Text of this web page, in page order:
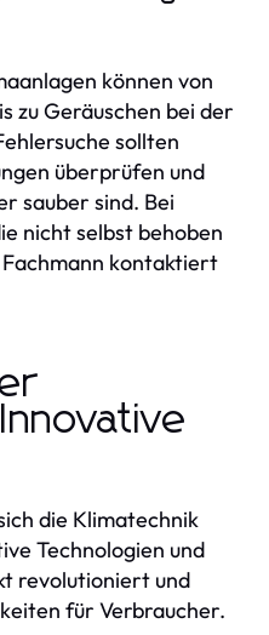
können von
zu Geräuschen bei der
sollten
überprüfen und
sauber sind. Bei
nicht selbst behoben
kontaktiert
die Klimatechnik
Technologien und
revolutioniert und
für Verbraucher.